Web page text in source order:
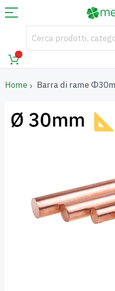
Home Barra di rame
alla
fine
della